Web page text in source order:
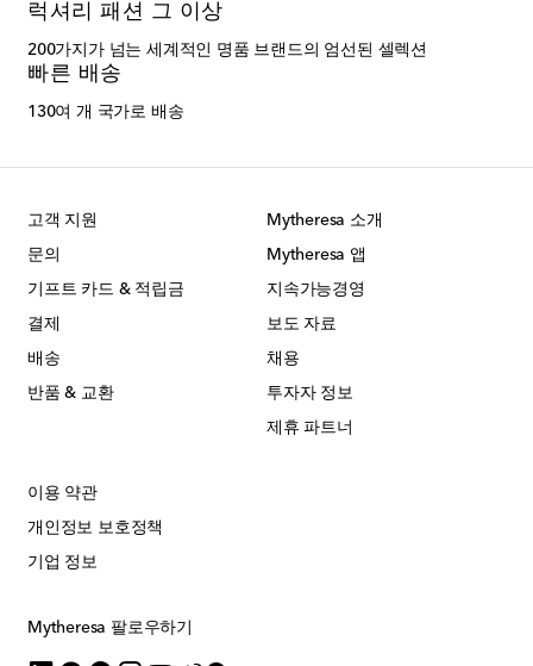
럭셔리 패션 그 이상
200가지가 넘는 세계적인 명품 브랜드의 엄선된 셀렉션
빠른 배송
130여 개 국가로 배송
고객 지원
문의
기프트 카드 & 적립금
결제
배송
반품 & 교환
Mytheresa 소개
Mytheresa 앱
지속가능경영
보도 자료
채용
투자자 정보
제휴 파트너
이용 약관
개인정보 보호정책
기업 정보
Mytheresa 팔로우하기